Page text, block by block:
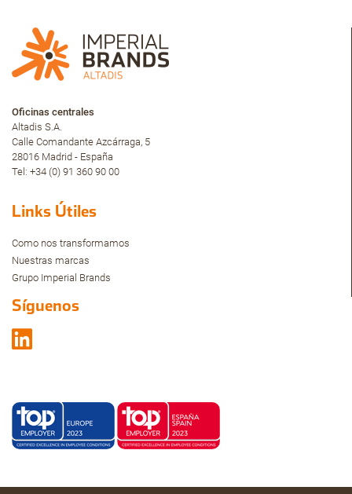
Oficinas centrales
Altadis S.A.
Calle Comandante Azcárraga, 5
28016 Madrid - España
Tel: +34 (0) 91 360 90 00
Links Útiles
Como nos transformamos
Nuestras marcas
Grupo Imperial Brands
Síguenos